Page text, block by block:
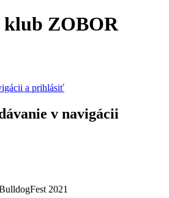
ZOBOR
a prihlásiť
v navigácii
2021